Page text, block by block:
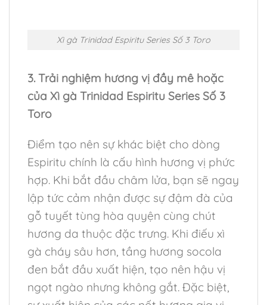
Xì gà Trinidad Espiritu Series Số 3 Toro
3. Trải nghiệm hương vị đầy mê hoặc
của Xì gà Trinidad Espiritu Series Số 3
Toro
Điểm tạo nên sự khác biệt cho dòng
Espiritu chính là cấu hình hương vị phức
hợp. Khi bắt đầu châm lửa, bạn sẽ ngay
lập tức cảm nhận được sự đậm đà của
gỗ tuyết tùng hòa quyện cùng chút
hương da thuộc đặc trưng. Khi điếu xì
gà cháy sâu hơn, tầng hương socola
đen bắt đầu xuất hiện, tạo nên hậu vị
ngọt ngào nhưng không gắt. Đặc biệt,